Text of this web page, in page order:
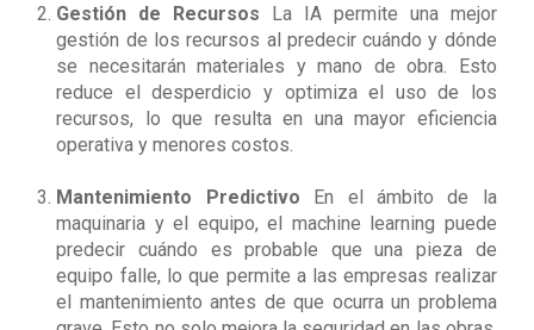
Gestión de Recursos La IA permite una mejor
gestión de los recursos al predecir cuándo y dónde
se necesitarán materiales y mano de obra. Esto
reduce el desperdicio y optimiza el uso de los
recursos, lo que resulta en una mayor eficiencia
operativa y menores costos.
Mantenimiento Predictivo En el ámbito de la
maquinaria y el equipo, el machine learning puede
predecir cuándo es probable que una pieza de
equipo falle, lo que permite a las empresas realizar
el mantenimiento antes de que ocurra un problema